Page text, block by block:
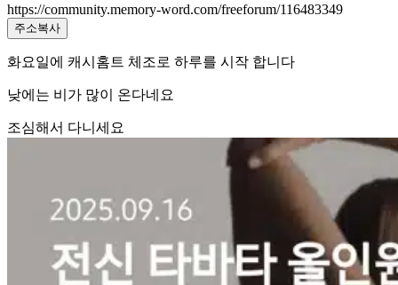
https://community.memory-word.com/freeforum/116483349
주소복사
화요일에 캐시홈트 체조로 하루를 시작 합니다
낮에는 비가 많이 온다네요
조심해서 다니세요